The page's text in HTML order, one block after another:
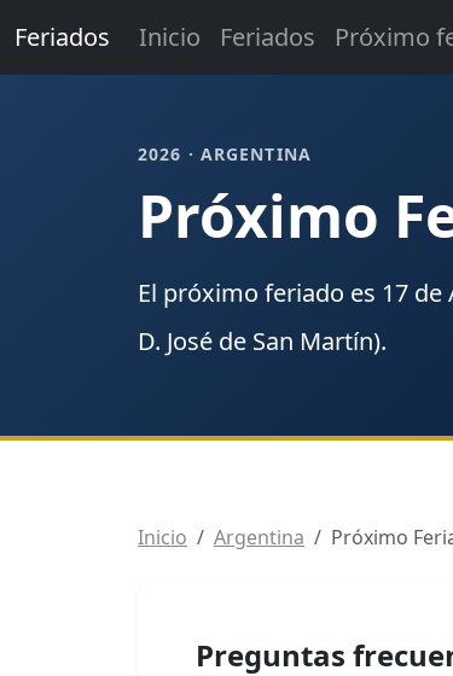
Feriados Inicio Feriados Próximo
2026 · ARGENTINA
Próximo
El próximo feriado es 17 de
D. José de San Martín).
Inicio Argentina Próximo
Preguntas